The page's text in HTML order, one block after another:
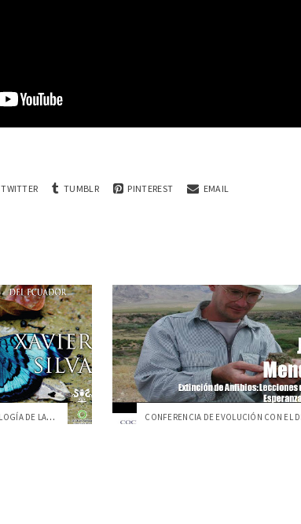
TWITTER TUMBLR PINTEREST EMAIL
LANZAMIENTO DEL LIBRO "ECOLOGÍA DE LAS M...